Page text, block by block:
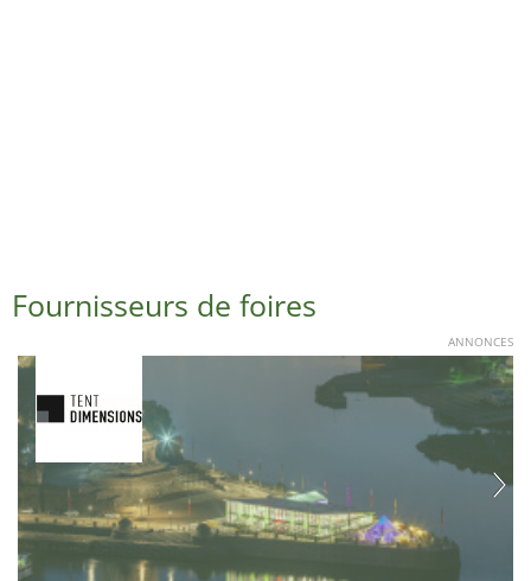
Fournisseurs de foires
ANNONCES